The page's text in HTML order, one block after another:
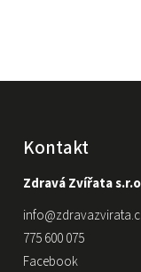
Kontakt
Zdravá Zvířata
info@
775 600 075
Facebook